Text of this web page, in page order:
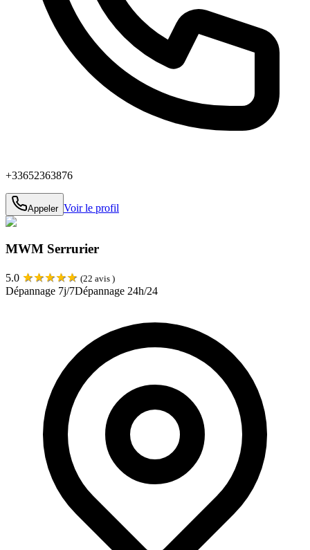
+33652363876
Appeler Voir le profil
MWM Serrurier
5.0 ★★★★★ (22 avis )
Dépannage 7j/7Dépannage 24h/24